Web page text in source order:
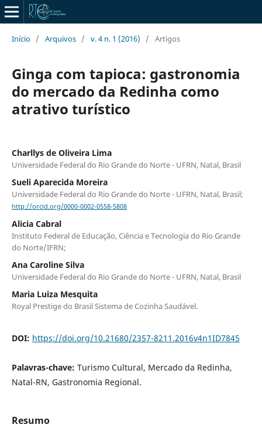
Início / Arquivos / v. 4 n. 1 (2016) / Artigos
Ginga com tapioca: gastronomia
do mercado da Redinha como
atrativo turístico
Charllys de Oliveira Lima
Universidade Federal do Rio Grande do Norte - UFRN, Natal, Brasil
Sueli Aparecida Moreira
Universidade Federal do Rio Grande do Norte - UFRN, Natal, Brasil;
http://orcid.org/0000-0002-0558-5808
Alicia Cabral
Instituto Federal de Educação, Ciência e Tecnologia do Rio Grande
do Norte/IFRN;
Ana Caroline Silva
Universidade Federal do Rio Grande do Norte - UFRN, Natal, Brasil
Maria Luiza Mesquita
Royal Prestige do Brasil Sistema de Cozinha Saudável.
DOI: https://doi.org/10.21680/2357-8211.2016v4n1ID7845
Palavras-chave: Turismo Cultural, Mercado da Redinha,
Natal-RN, Gastronomia Regional.
Resumo